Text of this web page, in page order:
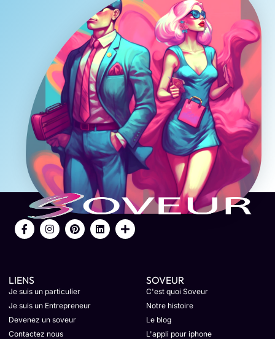
LIENS
Je suis un particulier
Je suis un Entrepreneur
Devenez un soveur
Contactez nous
SOVEUR
C'est quoi Soveur
Notre histoire
Le blog
L'appli pour iphone